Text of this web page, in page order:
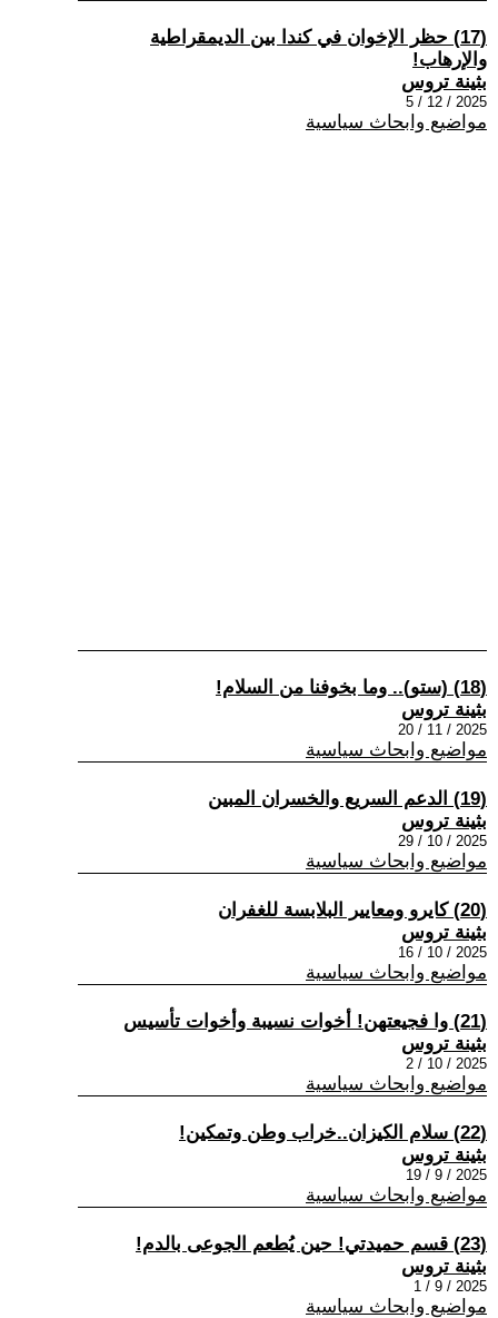
(17) حظر الإخوان في كندا بين الديمقراطية
والإرهاب!
بثينة تروس
2025 / 12 / 5
مواضيع وابحاث سياسية
(18) (ستو).. وما بخوفنا من السلام!
بثينة تروس
2025 / 11 / 20
مواضيع وابحاث سياسية
(19) الدعم السريع والخسران المبين
بثينة تروس
2025 / 10 / 29
مواضيع وابحاث سياسية
(20) كايرو ومعايير البلابسة للغفران
بثينة تروس
2025 / 10 / 16
مواضيع وابحاث سياسية
(21) وا فجيعتهن! أخوات نسيبة وأخوات تأسيس
بثينة تروس
2025 / 10 / 2
مواضيع وابحاث سياسية
(22) سلام الكيزان..خراب وطن وتمكين!
بثينة تروس
2025 / 9 / 19
مواضيع وابحاث سياسية
(23) قسم حميدتي! حين يُطعم الجوعى بالدم!
بثينة تروس
2025 / 9 / 1
مواضيع وابحاث سياسية